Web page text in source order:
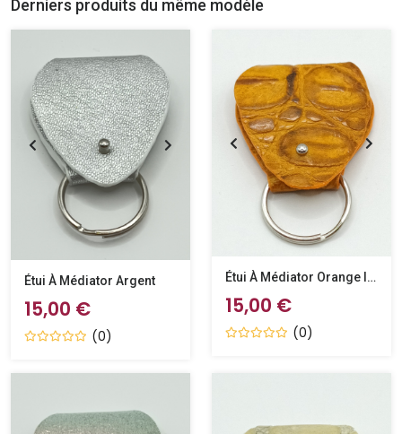
Derniers produits du même modèle
Étui À Médiator Argent
15,00 €
(0)
Étui À Médiator Orange Imitation Crocodile
15,00 €
(0)